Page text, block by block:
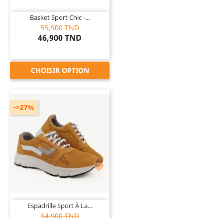
Basket Sport Chic -...
59,900 TND
46,900 TND
CHOISIR OPTION

Espadrille Sport À La...
54,900 TND
->27%